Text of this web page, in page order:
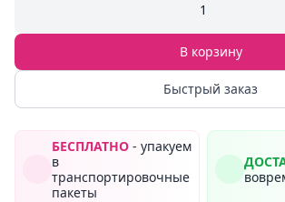
1
В корзину
Быстрый заказ
БЕСПЛАТНО - упакуем
в
транспортировочные
пакеты